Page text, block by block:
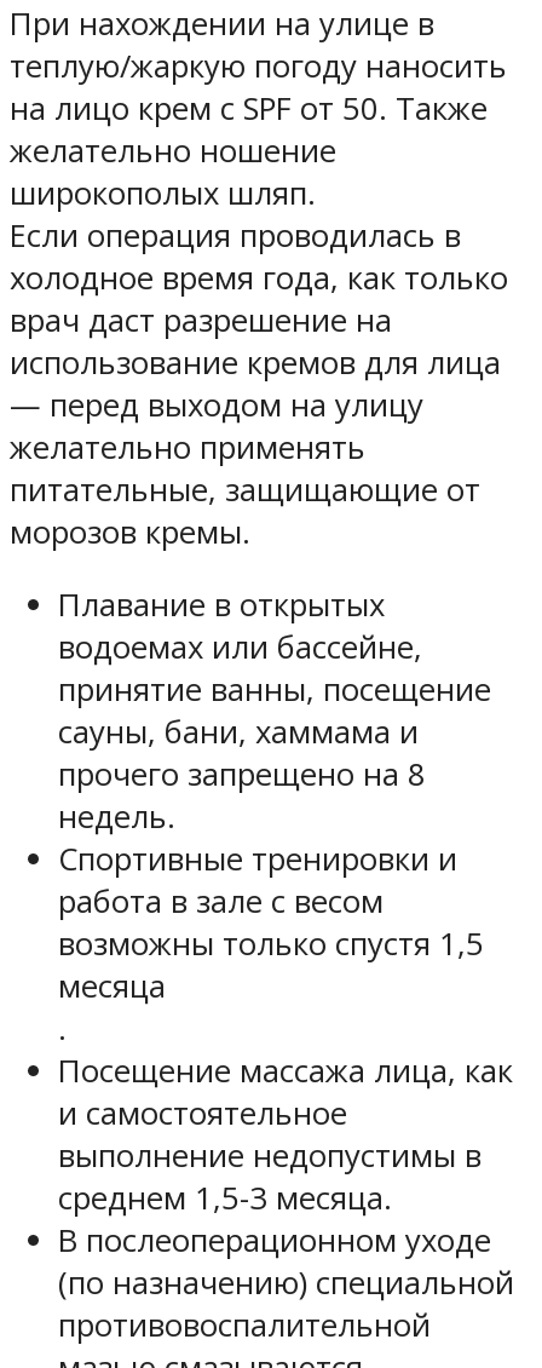
При нахождении на улице в
теплую/жаркую погоду наносить
на лицо крем с SPF от 50. Также
желательно ношение
широкополых шляп.
Если операция проводилась в
холодное время года, как только
врач даст разрешение на
использование кремов для лица
— перед выходом на улицу
желательно применять
питательные, защищающие от
морозов кремы.
Плавание в открытых
водоемах или бассейне,
принятие ванны, посещение
сауны, бани, хаммама и
прочего запрещено на 8
недель.
Спортивные тренировки и
работа в зале с весом
возможны только спустя 1,5
месяца
.
Посещение массажа лица, как
и самостоятельное
выполнение недопустимы в
среднем 1,5-3 месяца.
В послеоперационном уходе
(по назначению) специальной
противовоспалительной